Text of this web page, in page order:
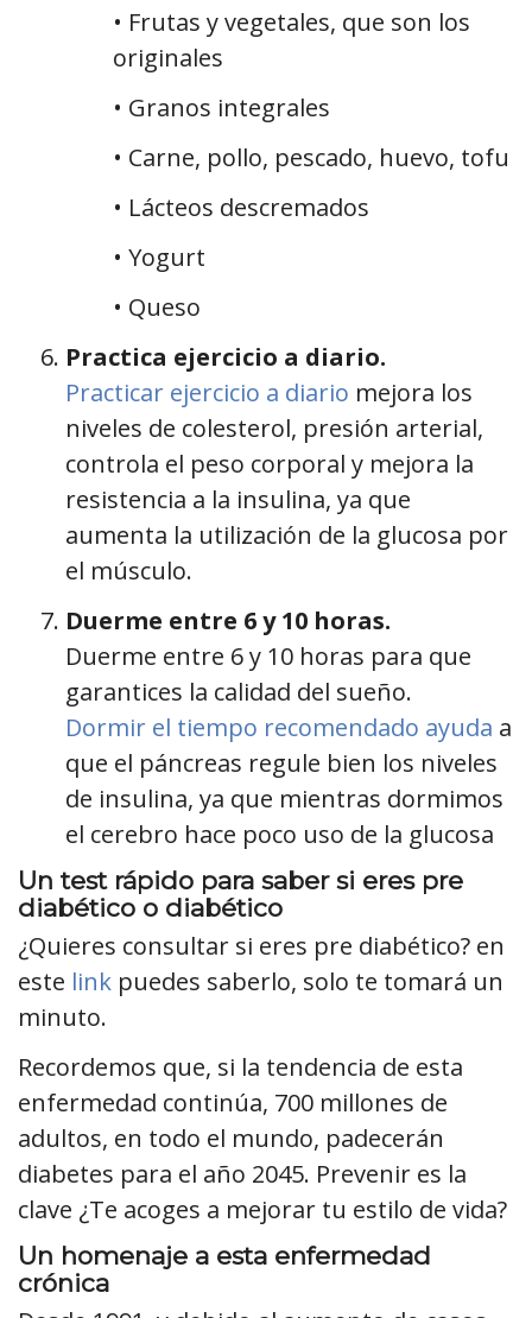
• Frutas y vegetales, que son los
originales
• Granos integrales
• Carne, pollo, pescado, huevo, tofu
• Lácteos descremados
• Yogurt
• Queso
Practica ejercicio a diario.
Practicar ejercicio a diario mejora los
niveles de colesterol, presión arterial,
controla el peso corporal y mejora la
resistencia a la insulina, ya que
aumenta la utilización de la glucosa por
el músculo.
Duerme entre 6 y 10 horas.
Duerme entre 6 y 10 horas para que
garantices la calidad del sueño.
Dormir el tiempo recomendado ayuda a
que el páncreas regule bien los niveles
de insulina, ya que mientras dormimos
el cerebro hace poco uso de la glucosa
Un test rápido para saber si eres pre
diabético o diabético
¿Quieres consultar si eres pre diabético? en
este link puedes saberlo, solo te tomará un
minuto.
Recordemos que, si la tendencia de esta
enfermedad continúa, 700 millones de
adultos, en todo el mundo, padecerán
diabetes para el año 2045. Prevenir es la
clave ¿Te acoges a mejorar tu estilo de vida?
Un homenaje a esta enfermedad
crónica